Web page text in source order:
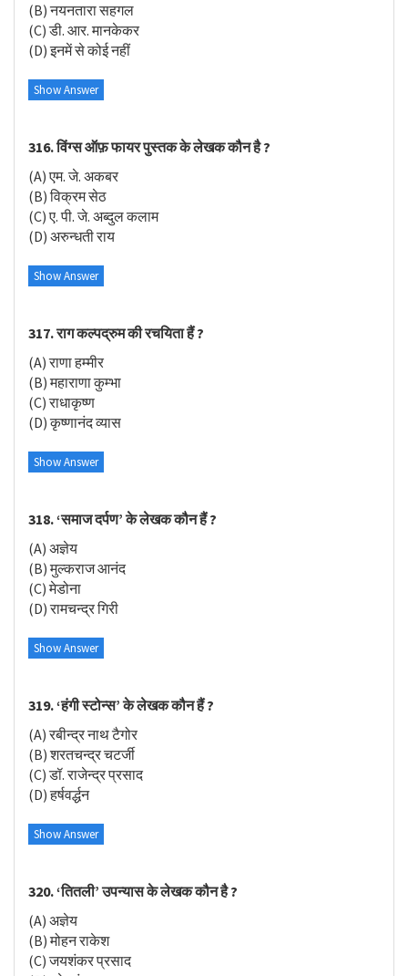
(B) नयनतारा सहगल
(C) डी. आर. मानकेकर
(D) इनमें से कोई नहीं
Show Answer
316. विंग्स ऑफ़ फायर पुस्तक के लेखक कौन है ?
(A) एम. जे. अकबर
(B) विक्रम सेठ
(C) ए. पी. जे. अब्दुल कलाम
(D) अरुन्धती राय
Show Answer
317. राग कल्पद्रुम की रचयिता हैं ?
(A) राणा हम्मीर
(B) महाराणा कुम्भा
(C) राधाकृष्ण
(D) कृष्णानंद व्यास
Show Answer
318. ‘समाज दर्पण’ के लेखक कौन हैं ?
(A) अज्ञेय
(B) मुल्कराज आनंद
(C) मेडोना
(D) रामचन्द्र गिरी
Show Answer
319. ‘हंगी स्टोन्स’ के लेखक कौन हैं ?
(A) रबीन्द्र नाथ टैगोर
(B) शरतचन्द्र चटर्जी
(C) डॉ. राजेन्द्र प्रसाद
(D) हर्षवर्द्धन
Show Answer
320. ‘तितली’ उपन्यास के लेखक कौन है ?
(A) अज्ञेय
(B) मोहन राकेश
(C) जयशंकर प्रसाद